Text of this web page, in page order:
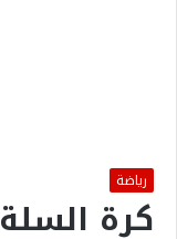
رياضة
كرة